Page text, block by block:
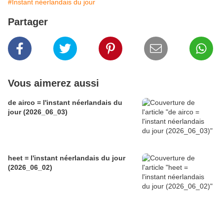
#Instant néerlandais du jour
Partager
Vous aimerez aussi
de airco = l'instant néerlandais du
jour (2026_06_03)
heet = l'instant néerlandais du jour
(2026_06_02)